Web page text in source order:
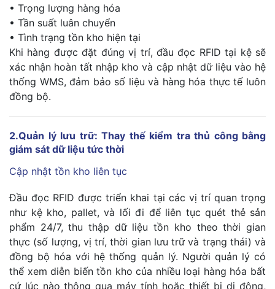
• Trọng lượng hàng hóa
• Tần suất luân chuyển
• Tình trạng tồn kho hiện tại
Khi hàng được đặt đúng vị trí, đầu đọc RFID tại kệ sẽ
xác nhận hoàn tất nhập kho và cập nhật dữ liệu vào hệ
thống WMS, đảm bảo số liệu và hàng hóa thực tế luôn
đồng bộ.
2.Quản lý lưu trữ: Thay thế kiểm tra thủ công bằng
giám sát dữ liệu tức thời
Cập nhật tồn kho liên tục
Đầu đọc RFID được triển khai tại các vị trí quan trọng
như kệ kho, pallet, và lối đi để liên tục quét thẻ sản
phẩm 24/7, thu thập dữ liệu tồn kho theo thời gian
thực (số lượng, vị trí, thời gian lưu trữ và trạng thái) và
đồng bộ hóa với hệ thống quản lý. Người quản lý có
thể xem diễn biến tồn kho của nhiều loại hàng hóa bất
cứ lúc nào thông qua máy tính hoặc thiết bị di động,